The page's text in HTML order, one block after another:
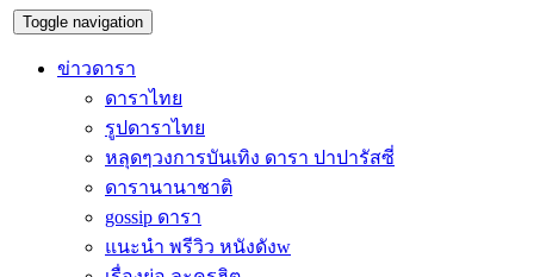
Toggle navigation
ข่าวดารา
ดาราไทย
รูปดาราไทย
หลุดๆวงการบันเทิง ดารา ปาปารัสซี่
ดารานานาชาติ
gossip ดารา
แนะนำ พรีวิว หนังดังw